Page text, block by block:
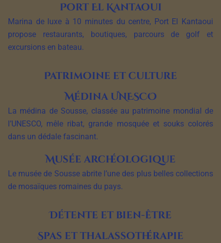
Port El Kantaoui
Marina de luxe à 10 minutes du centre, Port El Kantaoui
propose restaurants, boutiques, parcours de golf et
excursions en bateau.
Patrimoine et culture
Médina UNESCO
La médina de Sousse, classée au patrimoine mondial de
l’UNESCO, mêle ribat, grande mosquée et souks colorés
dans un dédale fascinant.
Musée archéologique
Le musée de Sousse abrite l’une des plus belles collections
de mosaïques romaines du pays.
Détente et bien-être
Spas et thalassothérapie